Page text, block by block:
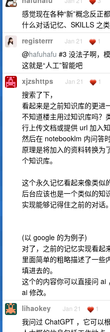
感觉现在各种“新”概念反正
什么对话记忆、SKILLS 之类
registerrr Jan 21 1
@hafuhafu #3 没法子啊，
这就是“人工”智能吧
xjzshttps Jan 21 1
搜索了下，
看起来是之前知识库的更进
不知道楼主用过知识库吗？
行上传文档或提供 url 加入知
然后在 notebooklm 内问答
原理是将加入的资料转换为
个知识库。
这个永久记忆看起来像类似
后台应该也是一个类似的知
实现能够记得住之前的对话。
(以 google 的为例子)
对了，之前的记忆实现看起
里面简单的粗略描述了一些
填进去的。
这个的内容你可以直接问 ai
ai 修改。
lihaokey Jan 21 1
我问过 ChatGPT ，它可以